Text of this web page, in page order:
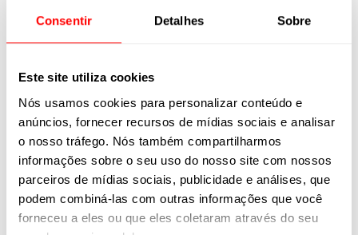
Consentir Detalhes Sobre
Este site utiliza cookies
Nós usamos cookies para personalizar conteúdo e
anúncios, fornecer recursos de mídias sociais e analisar
o nosso tráfego. Nós também compartilharmos
informações sobre o seu uso do nosso site com nossos
parceiros de mídias sociais, publicidade e análises, que
podem combiná-las com outras informações que você
forneceu a eles ou que eles coletaram através do seu
Sport 2026
Elite Carbon FS